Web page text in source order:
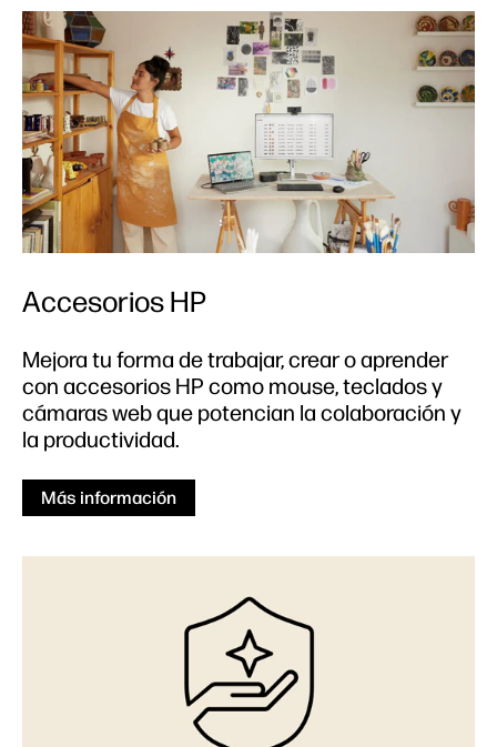
Accesorios HP
Mejora tu forma de trabajar, crear o aprender
con accesorios HP como mouse, teclados y
cámaras web que potencian la colaboración y
la productividad.
Más información